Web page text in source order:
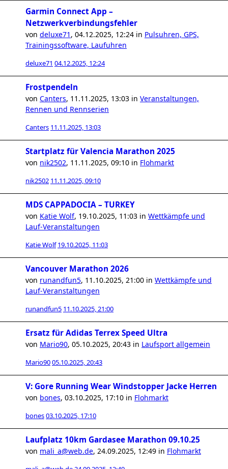
Garmin Connect App –
Netzwerkverbindungsfehler
von deluxe71 , 04.12.2025, 12:24 in Pulsuhren, GPS,
Trainingssoftware, Laufuhren
deluxe71 04.12.2025, 12:24
Frostpendeln
von Canters, 11.11.2025, 13:03 in Veranstaltungen,
Rennen und Rennserien
Canters 11.11.2025, 13:03
Startplatz für Valencia Marathon 2025
von nik2502, 11.11.2025, 09:10 in Flohmarkt
nik2502 11.11.2025, 09:10
MDS CAPPADOCIA – TURKEY
von Katie Wolf, 19.10.2025, 11:03 in Wettkämpfe und
Lauf-Veranstaltungen
Katie Wolf 19.10.2025, 11:03
Vancouver Marathon 2026
von runandfun5, 11.10.2025, 21:00 in Wettkämpfe und
Lauf-Veranstaltungen
runandfun5 11.10.2025, 21:00
Ersatz für Adidas Terrex Speed Ultra
von Mario90, 05.10.2025, 20:43 in Laufsport allgemein
Mario9005.10.2025, 20:43
V: Gore Running Wear Windstopper Jacke Herren
von bones, 03.10.2025, 17:10 in Flohmarkt
bones03.10.2025, 17:10
Laufplatz 10km Gardasee Marathon 09.10.25
von mali_a@web.de, 24.09.2025, 12:49 in Flohmarkt